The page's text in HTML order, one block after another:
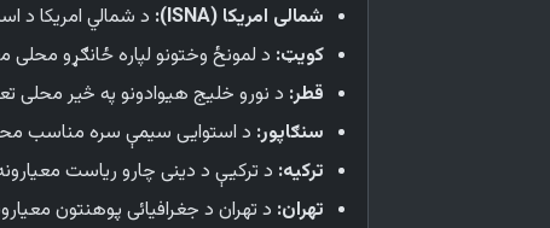
شمالی امریکا (ISNA):
د شمالي امریکا د
کویټ: د لمونځ وختونو لپاره ځانګړو محلی
قطر: د نورو خلیج هیوادونو په څیر محلی
سنګاپور: د استوایی سیمې سره مناسب
ترکیه: د ترکیې د دینی چارو ریاست
تهران: د تهران د جغرافیائی پوهنتون